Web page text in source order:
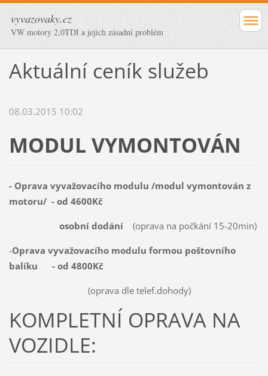
vyvazovaky.cz
VW motory 2,0TDI a jejich zásadní problém
Aktuální ceník služeb
08.03.2015 10:02
MODUL VYMONTOVÁN
- Oprava vyvažovacího modulu /modul vymontován z
motoru/ - od 4600Kč
osobní dodání (oprava na počkání 15-20min)
-Oprava vyvažovacího modulu formou poštovního
balíku - od 4800Kč
(oprava dle telef.dohody)
KOMPLETNÍ OPRAVA NA
VOZIDLE: